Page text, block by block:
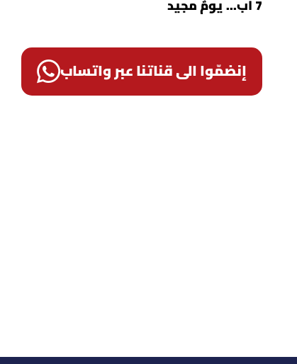
7 آب... يومٌ مجيد
إنضمّوا الى قناتنا عبر واتساب